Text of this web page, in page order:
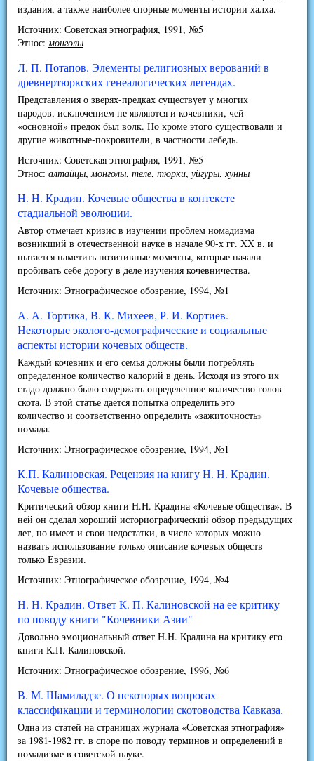
издания, а также наиболее спорные моменты истории халха.
Источник: Советская этнография, 1991, №5
Этнос:монголы
Л. П. Потапов. Элементы религиозных верований в
древнертюркских генеалогических легендах.
Представления о зверях-предках существует у многих
народов, исключением не являются и кочевники, чей
«основной» предок был волк. Но кроме этого существовали и
другие животные-покровители, в частности лебедь.
Источник: Советская этнография, 1991, №5
Этнос: алтайцы,монголы, теле, тюрки, уйгуры, хунны
H. H. Кpадин. Кочевые общества в контексте
стадиальной эволюции.
Автор отмечает кризис в изучении проблем номадизма
возникший в отечественной науке в начале 90-х гг. XX в. и
пытается наметить позитивные моменты, которые начали
пробивать себе дорогу в деле изучения кочевничества.
Источник: Этнографическое обозрение, 1994, №1
А. А. Тортика, В. К. Михеев, Р. И. Кортиев.
Некоторые эколого-демографические и социальные
аспекты истории кочевых обществ.
Каждый кочевник и его семья должны были потреблять
определенное количество калорий в день. Исходя из этого их
стадо должно было содержать определенное количество голов
скота. В этой статье дается попытка определить это
количество и соответственно определить «зажиточность»
номада.
Источник: Этнографическое обозрение, 1994, №1
К.П. Калиновская. Рецензия на книгу Н. Н. Крадин.
Кочевые общества.
Критический обзор книги Н.Н. Крадина «Кочевые общества». В
ней он сделал хороший историографический обзор предыдущих
лет, но имеет и свои недостатки, в числе которых можно
назвать использование только описание кочевых обществ
только Евразии.
Источник: Этнографическое обозрение, 1994, №4
Н. Н. Крадин. Ответ К. П. Калиновской на ее критику
по поводу книги "Кочевники Азии"
Довольно эмоциональный ответ Н.Н. Крадина на критику его
книги К.П. Калиновской.
Источник: Этнографическое обозрение, 1996, №6
В. М. Шамиладзе. О некоторых вопросах
классификации и терминологии скотоводства Кавказа.
Одна из статей на страницах журнала «Советская этнография»
за 1981-1982 гг. в споре по поводу терминов и определений в
номадизме в советской науке.